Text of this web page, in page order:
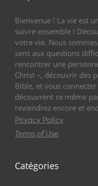
Bienvenue ! La vie est
suivre ensemble !
votre vie. Nous
sens aux questions
rencontrer une
Christ –, découvrir des
Bible, et vous
découvrent ce même
reviendrez encore et
Privacy Policy
Terms of Use
Catégories